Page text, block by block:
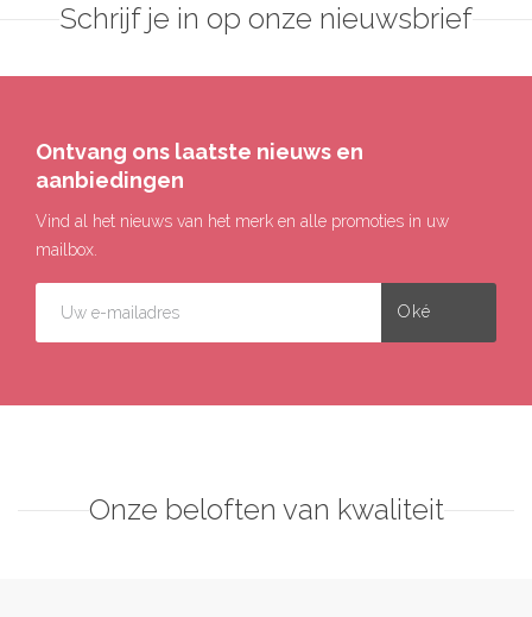
Schrijf je in op onze nieuwsbrief
Ontvang ons laatste nieuws en
aanbiedingen
Vind al het nieuws van het merk en alle promoties in uw
mailbox.
Onze beloften van kwaliteit